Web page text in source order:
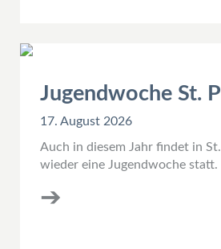
Jugendwoche St.
17. August 2026
Auch in diesem Jahr findet in
wieder eine Jugendwoche statt.
➔